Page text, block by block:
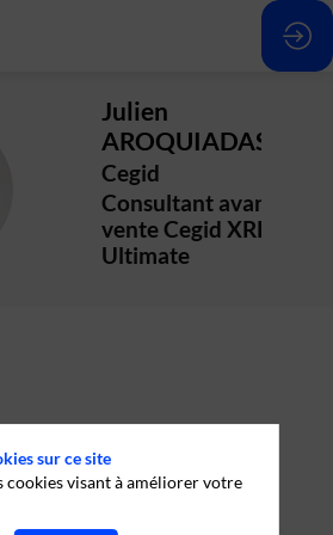
Julien
AROQUIADASSE
Cegid
Consultant avant-
vente Cegid XRP
Ultimate
sur ce site
cookies visant à améliorer votre